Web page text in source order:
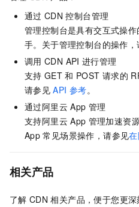
通过 CDN 控制台管理
管理控制台是具有交互式操作
手。关于管理控制台的操作
调用 CDN API 进行管理
支持 GET 和 POST 请求的
请参见 API 参考。
通过阿里云 App 管理
支持阿里云 App 管理加速资
App 常见场景操作，请参见
相关产品
了解 CDN 相关产品，便于您更